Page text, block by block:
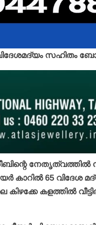
സഹിതം
നേതൃത്വത്തില്‍
കാറില്‍ 65 വിദേശ
കളത്തില്‍